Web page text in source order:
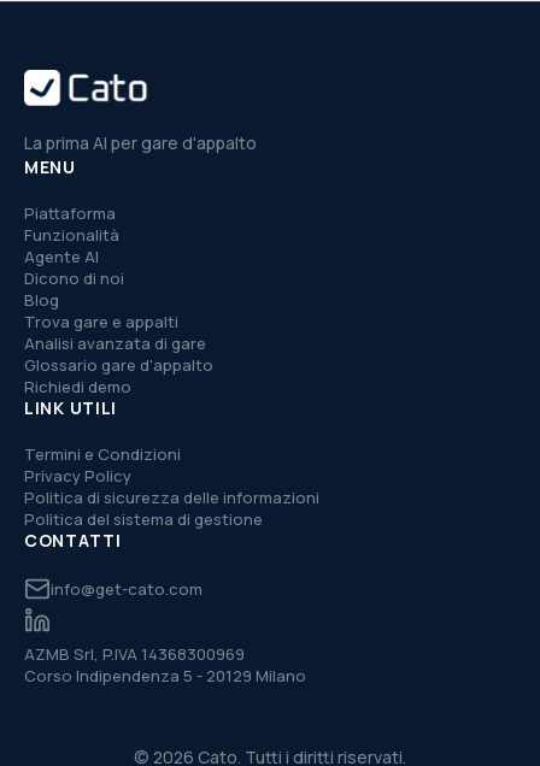
La prima AI per gare d'appalto
MENU
Piattaforma
Funzionalità
Agente AI
Dicono di noi
Blog
Trova gare e appalti
Analisi avanzata di gare
Glossario gare d'appalto
Richiedi demo
LINK UTILI
Termini e Condizioni
Privacy Policy
Politica di sicurezza delle informazioni
Politica del sistema di gestione
CONTATTI
info@get-cato.com
AZMB Srl, P.IVA 14368300969
Corso Indipendenza 5 - 20129 Milano
© 2026 Cato. Tutti i diritti riservati.